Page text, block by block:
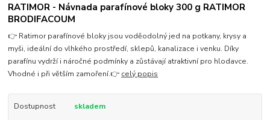
RATIMOR - Návnada parafínové bloky 300 g RATIMOR
BRODIFACOUM
👉 Ratimor parafínové bloky jsou voděodolný jed na potkany, krysy a
myši, ideální do vlhkého prostředí, sklepů, kanalizace i venku. Díky
parafínu vydrží i náročné podmínky a zůstávají atraktivní pro hlodavce.
Vhodné i při větším zamoření.👉 celý popis
Dostupnost skladem